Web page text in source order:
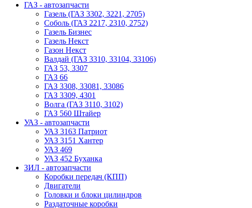
ГАЗ - автозапчасти
Газель (ГАЗ 3302, 3221, 2705)
Соболь (ГАЗ 2217, 2310, 2752)
Газель Бизнес
Газель Некст
Газон Некст
Валдай (ГАЗ 3310, 33104, 33106)
ГАЗ 53, 3307
ГАЗ 66
ГАЗ 3308, 33081, 33086
ГАЗ 3309, 4301
Волга (ГАЗ 3110, 3102)
ГАЗ 560 Штайер
УАЗ - автозапчасти
УАЗ 3163 Патриот
УАЗ 3151 Хантер
УАЗ 469
УАЗ 452 Буханка
ЗИЛ - автозапчасти
Коробки передач (КПП)
Двигатели
Головки и блоки цилиндров
Раздаточные коробки